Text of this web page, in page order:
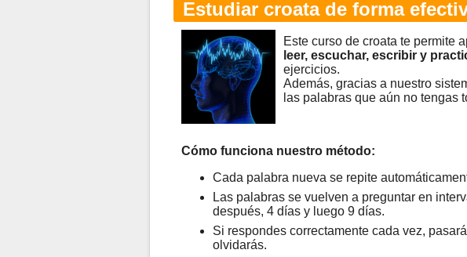
Estudiar croata de forma
Este curso de croata te permite
leer, escuchar, escribir y
ejercicios.
Además, gracias a nuestro
las palabras que aún no tengas
Cómo funciona nuestro método:
Cada palabra nueva se repite
Las palabras se vuelven a preguntar en
después, 4 días y luego 9 días.
Si respondes correctamente cada vez,
olvidarás.